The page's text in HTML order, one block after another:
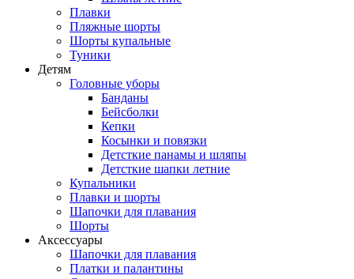
Плавки
Пляжные шорты
Шорты купальные
Туники
Детям
Головные уборы
Банданы
Бейсболки
Кепки
Косынки и повязки
Детсткие панамы и шляпы
Детсткие шапки летние
Купальники
Плавки и шорты
Шапочки для плавания
Шорты
Аксессуары
Шапочки для плавания
Платки и палантины